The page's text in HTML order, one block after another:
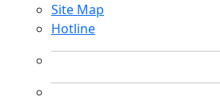
Site Map
Hotline